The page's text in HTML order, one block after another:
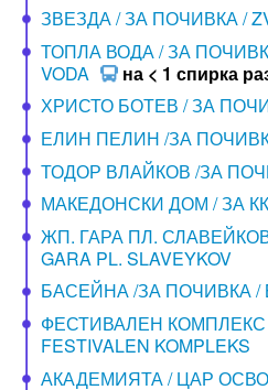
ЗВЕЗДА / ЗА ПОЧИВКА /
ТОПЛА ВОДА / ЗА
VODA
на < 1 спирка
ХРИСТО БОТЕВ / ЗА
ЕЛИН ПЕЛИН /ЗА
ТОДОР ВЛАЙКОВ /ЗА
МАКЕДОНСКИ ДОМ / ЗА КК
ЖП. ГАРА ПЛ. СЛАВЕЙКОВ
GARA PL. SLAVEYKOV
БАСЕЙНА /ЗА ПОЧИВКА /
ФЕСТИВАЛЕН
FESTIVALEN KOMPLEKS
АКАДЕМИЯТА / ЦАР